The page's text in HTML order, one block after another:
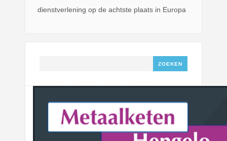
dienstverlening op de achtste plaats in Europa